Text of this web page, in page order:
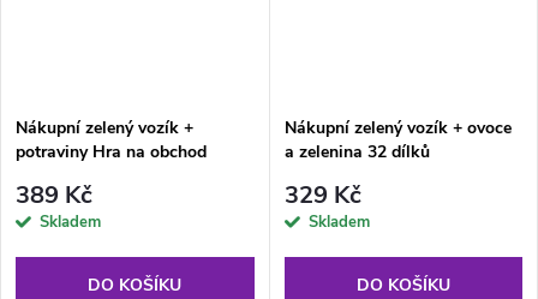
Nákupní zelený vozík +
potraviny Hra na obchod
389 Kč
Skladem
DO KOŠÍKU
Nákupní zelený vozík + ovoce
a zelenina 32 dílků
329 Kč
Skladem
DO KOŠÍKU